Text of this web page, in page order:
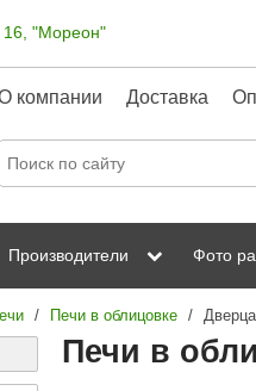
16, "Мореон"
компании Доставка
Производители Фото
/ Печи в облицовке /
Печи в